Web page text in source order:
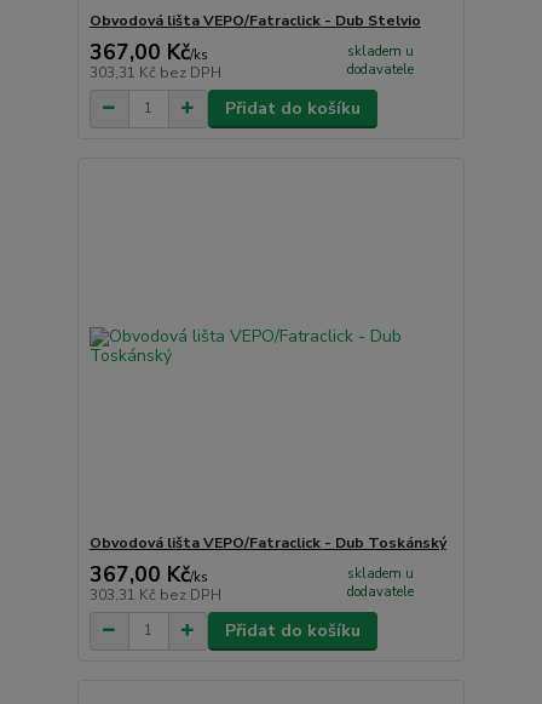
Obvodová lišta VEPO/Fatraclick - Dub Stelvio
367,00 Kč/ks
303,31 Kč bez DPH
skladem u
dodavatele
Přidat do košíku
Obvodová lišta VEPO/Fatraclick - Dub Toskánský
367,00 Kč/ks
303,31 Kč bez DPH
skladem u
dodavatele
Přidat do košíku